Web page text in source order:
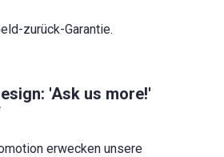
zurück-Garantie.
'Ask us more!'
erwecken unsere